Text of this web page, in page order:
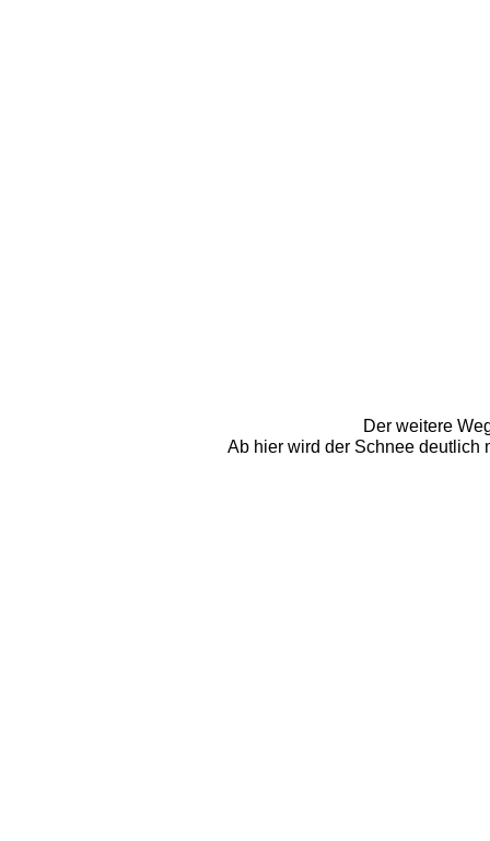
Der weitere
Ab hier wird der Schnee deutlich